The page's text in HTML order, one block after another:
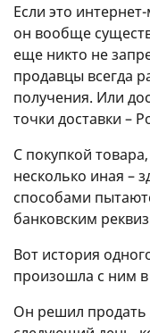
Если это
он вообще
еще никто не
продавцы всегда
получения. Или
точки доставки –
С покупкой
несколько иная –
способами
банковским
Вот история
произошла с ним
Он решил продать